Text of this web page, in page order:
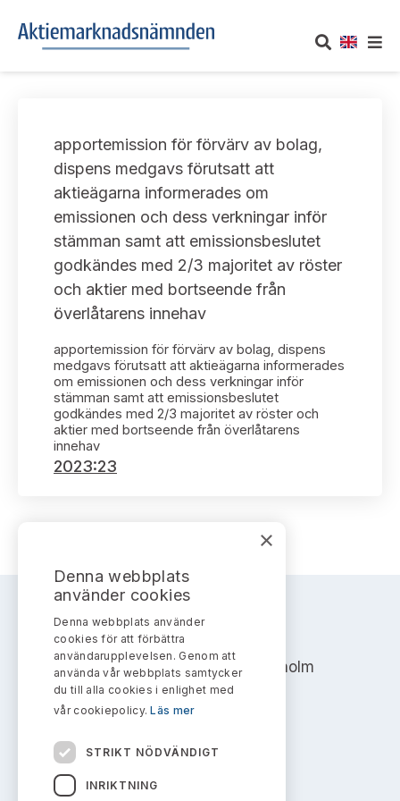
Om oss
Vårt uppdrag
Informationsgivning
Arbetssätt och jävsfrågor
Arbetsordning
Ledamöter
Huvudmän
UTTALANDEN
Om nämndens uttalanden
Framställningar och konsultation
Uttalanden sorterade efter publiceringsdatum
Uttalanden sorterade ämnesvis
Sök uttalanden
Avgifter
TAKEOVER-REGLER
Takeover-regler för reglerade marknader och vissa
handelsplattformar
AKTUELLT
Nyheter och pressmeddelanden
Prenumerera
Bildarkiv
KONTAKT
Kontakt angående ansökningar och uttalanden
Kontakt administrativa ärenden
apportemission för förvärv av bolag,
dispens medgavs förutsatt att
aktieägarna informerades om
emissionen och dess verkningar inför
stämman samt att emissionsbeslutet
godkändes med 2/3 majoritet av röster
och aktier med bortseende från
överlåtarens innehav
apportemission för förvärv av bolag, dispens
medgavs förutsatt att aktieägarna informerades
om emissionen och dess verkningar inför
stämman samt att emissionsbeslutet
godkändes med 2/3 majoritet av röster och
aktier med bortseende från överlåtarens
innehav
2023:23
AKTIEMARKNADSNÄMNDEN
Address: Box 7354, 103 90 Stockholm
info@aktiemarknadsnamnden.se
Om innehållet
×
Denna webbplats
använder cookies
Denna webbplats använder
cookies för att förbättra
användarupplevelsen. Genom att
använda vår webbplats samtycker
du till alla cookies i enlighet med
vår cookiepolicy.Läs mer
STRIKT NÖDVÄNDIGT
INRIKTNING